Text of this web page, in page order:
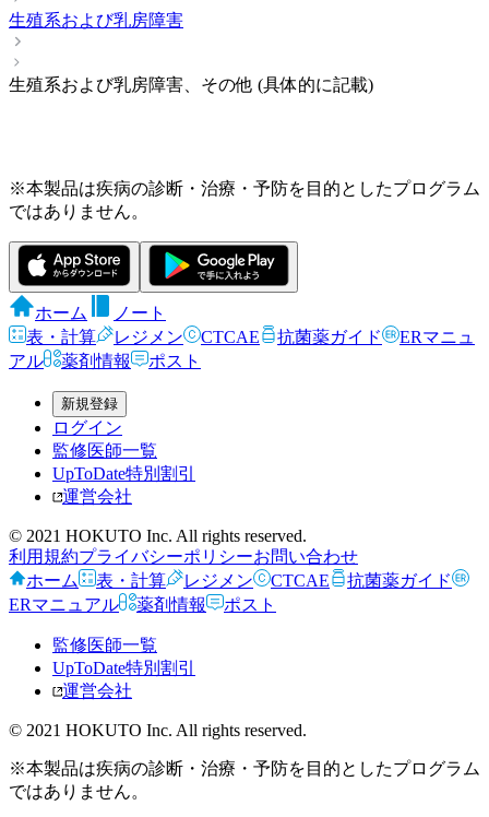
生殖系および乳房障害
生殖系および乳房障害、その他 (具体的に記載)
※本製品は疾病の診断・治療・予防を目的としたプログラム
ではありません。
ホーム
ノート
表・計算
レジメン CTCAE 抗菌薬ガイド
ERマニュ
アル
薬剤情報 ポスト
新規登録
ログイン
監修医師一覧
UpToDate特別割引
運営会社
© 2021 HOKUTO Inc. All rights reserved.
利用規約プライバシーポリシーお問い合わせ
ホーム
表・計算 レジメン CTCAE
抗菌薬ガイド
ERマニュアル
薬剤情報 ポスト
監修医師一覧
UpToDate特別割引
運営会社
© 2021 HOKUTO Inc. All rights reserved.
※本製品は疾病の診断・治療・予防を目的としたプログラム
ではありません。